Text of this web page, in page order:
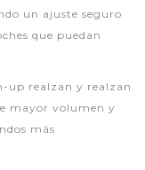
un ajuste seguro
que puedan
up realzan y realzan
mayor volumen y
más